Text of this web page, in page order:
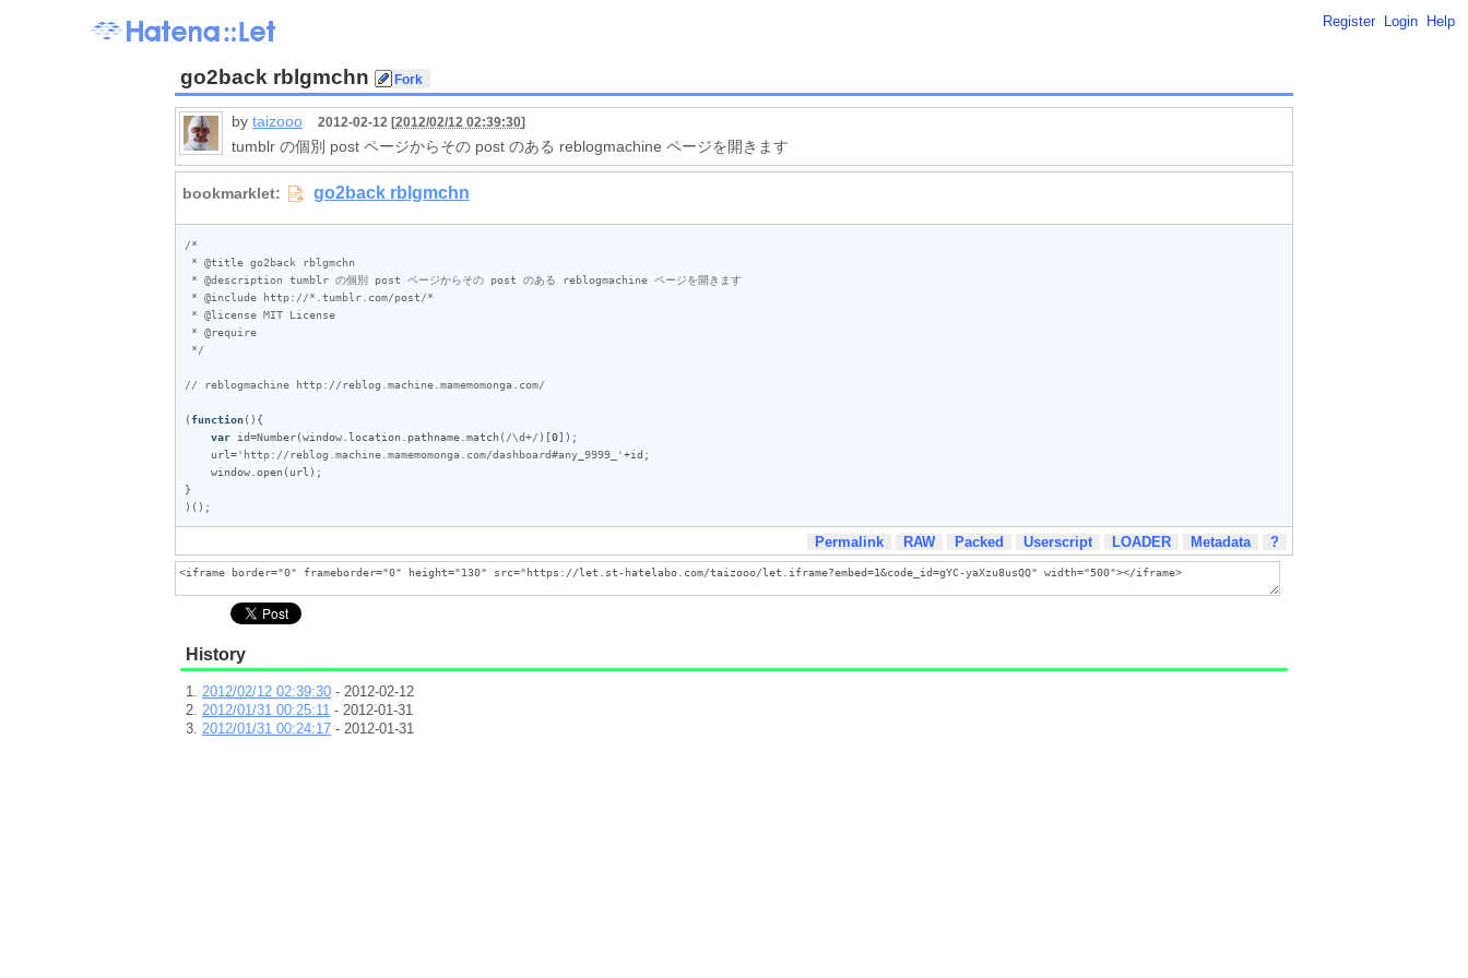
Register Login Help
go2back rblgmchn
by taizooo 2012-02-12 [2012/02/12 02:39:30]
tumblr の個別 post ページからその post のある reblogmachine ページを開きます
/*
*/
// reblogmachine http://reblog.machine.mamemomonga.com/
(function(){
var id=Number(window location pathname match ( /\d+/ )[0]);
url='http://reblog.machine.mamemomonga.com/dashboard#any_9999_'+id ;
window open ( url );
}
)();
Permalink RAW Packed Userscript LOADER Metadata ?
History
2012/02/12 02:39:30 - 2012-02-12
2012/01/31 00:25:11 - 2012-01-31
2012/01/31 00:24:17 - 2012-01-31